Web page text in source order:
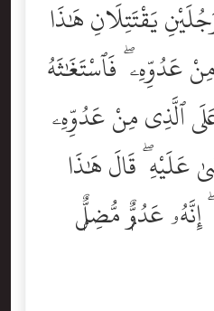
يَقْتَتِلَانِ هَٰذَا
عَدُوِّهِۦ ۖ فَٱسْتَغَٰثَهُ
ٱلَّذِى مِنْ عَدُوِّهِۦ
عَلَيْهِ ۖ قَالَ هَٰذَا
عَدُوٌّۭ مُّضِلٌّۭ